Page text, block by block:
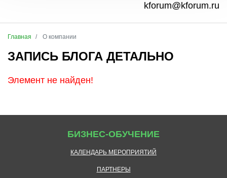
kforum@kforum.ru
Главная О компании
ЗАПИСЬ БЛОГА ДЕТАЛЬНО
Элемент не найден!
БИЗНЕС-ОБУЧЕНИЕ
КАЛЕНДАРЬ МЕРОПРИЯТИЙ
ПАРТНЕРЫ